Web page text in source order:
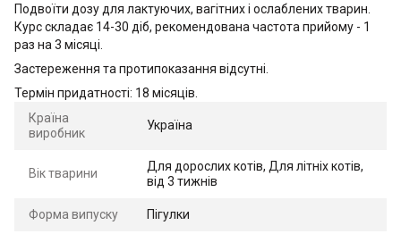
Подвоїти дозу для лактуючих, вагітних і ослаблених тварин.
Курс складає 14-30 діб, рекомендована частота прийому - 1
раз на 3 місяці.
Застереження та протипоказання відсутні.
Термін придатності: 18 місяців.
Країна
виробник
Україна
Вік тварини
Для дорослих котів, Для літніх котів,
від 3 тижнів
Форма випуску Пігулки